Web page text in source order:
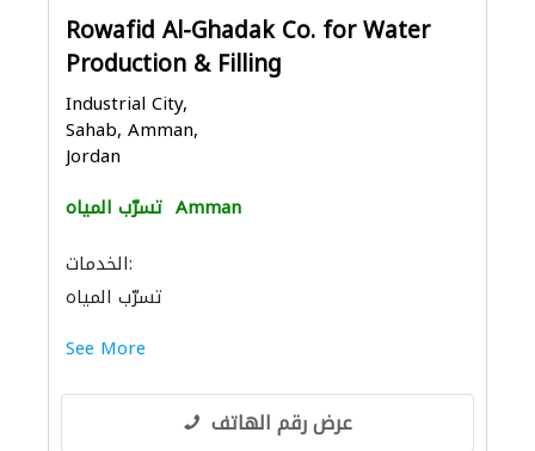
Rowafid Al-Ghadak Co. for Water
Production & Filling
Industrial City,
Sahab, Amman,
Jordan
تسرّب المياه Amman
الخدمات:
تسرّب المياه
See More
عرض رقم الهاتف